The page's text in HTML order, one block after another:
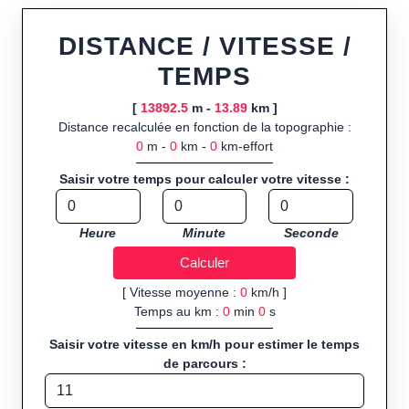
ou import de fichier GPX, calcul instantané de la distance
profil d’élévation avec options de lissage, export en trace GPX,
route GPX, KML (plat ou relief) et TCX, ainsi que calculs
Public cible :strong> sportifs de loisir et compétiteurs
préparant entraînements et parcours, organisateurs
d’événements partageant leurs itinéraires, et utilisateurs de
GPS souhaitant charger leurs trajets à l’avance.
Sports et activités disponibles :Footing (jogging), course à
pied, cyclisme (vélo), VTT, randonnée, roller et équitation.
DISTANCE / VITESSE /
TEMPS
[ 13892.5m - 13.89km ]
Distance recalculée en fonction de la topographie :
0 m - 0 km - 0 km-effort
Saisir votre temps pour calculer votre vitesse :
Heure Minute Seconde
[ Vitesse moyenne : 0 km/h ]
Temps au km : 0min 0s
Saisir votre vitesse en km/h pour estimer le temps
de parcours :